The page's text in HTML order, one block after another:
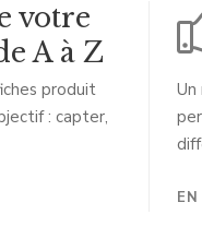
votre
A à Z
produit
: capter,